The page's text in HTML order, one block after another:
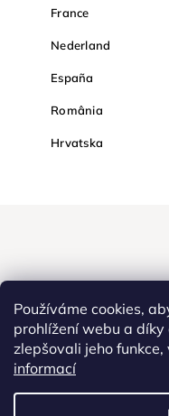
Používáme cookies,
prohlížení webu a
zlepšovali jeho
informací
France
Nederland
España
România
Hrvatska
Nakupujte na